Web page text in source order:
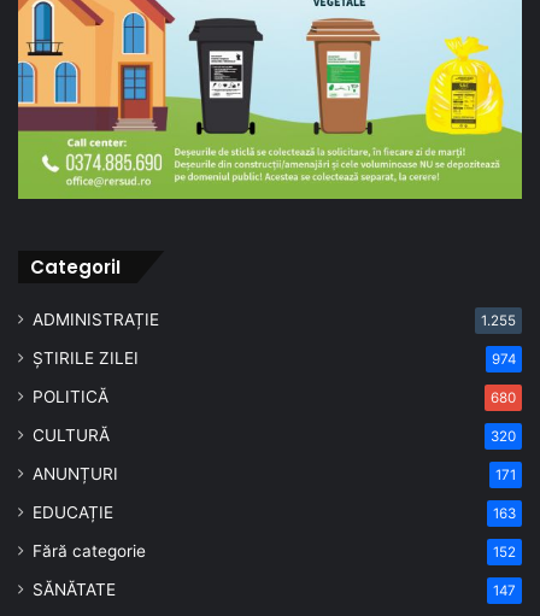
CategoriI
ADMINISTRAȚIE 1.255
ȘTIRILE ZILEI 974
POLITICĂ 680
CULTURĂ 320
ANUNȚURI 171
EDUCAȚIE 163
Fără categorie 152
SĂNĂTATE 147